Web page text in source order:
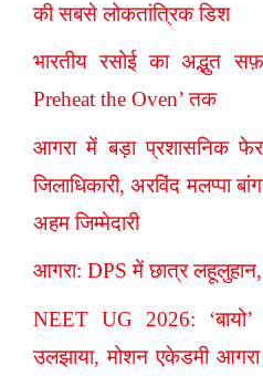
की सबसे लोकतांत्रिक डिश
भारतीय रसोई का अद्भुत
Preheat the Oven’ तक
आगरा में बड़ा प्रशासनिक
जिलाधिकारी, अरविंद मलप्पा
अहम जिम्मेदारी
आगरा: DPS में छात्र लहूलुहान,
NEET UG 2026:
उलझाया, मोशन एकेडमी